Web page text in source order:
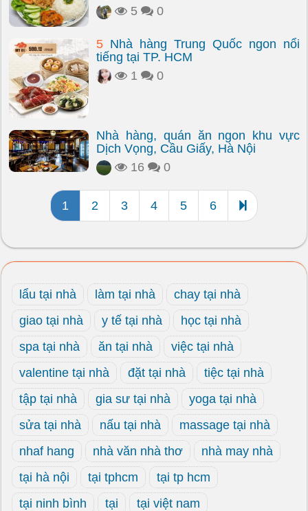
5
0
5 Nhà hàng Trung Quốc ngon nổi
tiếng tại TP. HCM
1
0
Nhà hàng, quán ăn ngon khu vực
Dịch Vọng, Cầu Giấy, Hà Nội
16
0
1 2 3 4 5 6
lẩu tại nhà làm tại nhà
chay tại nhà
giao tại nhà
y tế tại nhà
học tại nhà
spa tại nhà
ăn tại nhà
việc tại nhà
valentine tại nhà
đặt tại nhà
tiệc tại nhà
tập tại nhà
gia sư tại nhà
yoga tại nhà
sửa tại nhà
nấu tại nhà
massage tại nhà
nhaf hang
nhà văn nhà thơ
nhà may nhà
tại hà nội
tại tphcm
tại tp hcm
tại ninh bình
tại tại việt nam